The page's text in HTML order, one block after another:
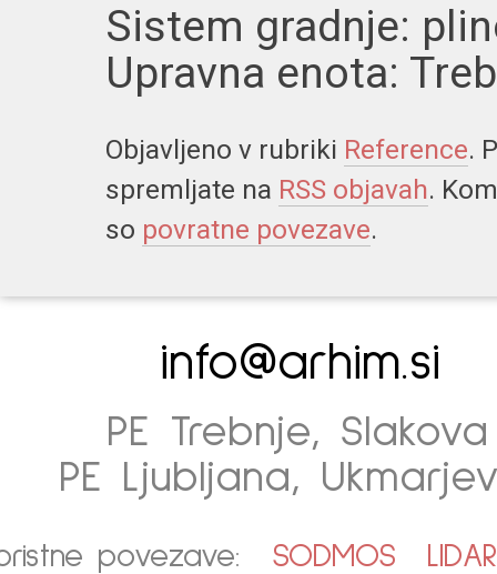
Sistem gradnje:
Upravna enota:
Objavljeno v rubriki Reference.
spremljate na RSS objavah.
so povratne povezave.
info@arhim.si
PE Trebnje,
PE Ljubljana,
povezave: SODMOS